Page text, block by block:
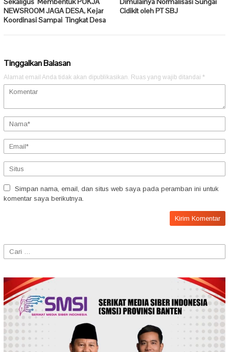
NEWSROOM JAGA DESA, Kejar
Koordinasi Sampai Tingkat Desa
Cidikit oleh PT SBJ
Tinggalkan Balasan
Alamat email Anda tidak akan dipublikasikan. Ruas yang wajib ditandai *
Simpan nama, email, dan situs web saya pada peramban ini untuk
komentar saya berikutnya.
Cari
untuk: